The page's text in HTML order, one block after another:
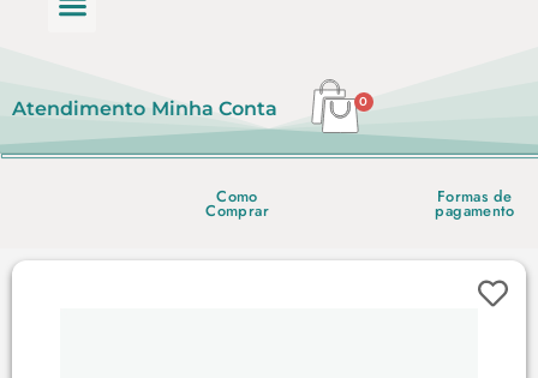
Atendimento Minha Conta 0
Como
Comprar
Formas de
pagamento